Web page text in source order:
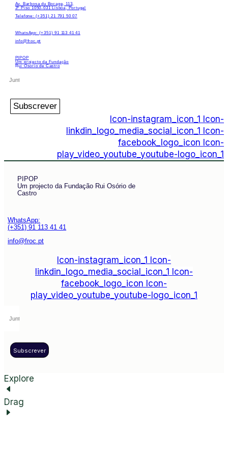
Av. Barbosa du Bocage, 113,
3º Piso 1050-031 Lisboa, Portugal
Telefone: (+351) 21 791 50 07
WhatsApp: (+351) 91 113 41 41
info@froc.pt
PIPOP
Um projecto da Fundação
Rui Osório de Castro
Subscrever
Icon-instagram_icon_1 Icon-
linkdin_logo_media_social_icon_1 Icon-
facebook_logo_icon Icon-
play_video_youtube_youtube-logo_icon_1
PIPOP
Um projecto da Fundação Rui Osório de
Castro
WhatsApp:
(+351) 91 113 41 41
info@froc.pt
Icon-instagram_icon_1 Icon-
linkdin_logo_media_social_icon_1 Icon-
facebook_logo_icon Icon-
play_video_youtube_youtube-logo_icon_1
Subscrever
Explore
Drag